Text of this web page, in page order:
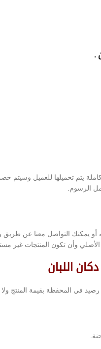
يتم تحميلها للعميل وسيتم
الرسوم.
التواصل معنا عن طريق واتساب
الأصلي وأن تكون المنتجات غير
اللبان
في المحفظة بقيمة المنتج